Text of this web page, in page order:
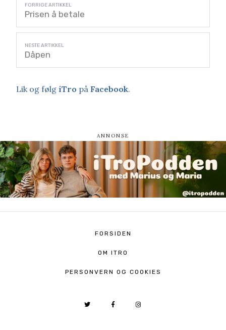
Prisen å betale
Dåpen
Lik og følg iTro på Facebook.
FORSIDEN
OM ITRO
PERSONVERN OG COOKIES